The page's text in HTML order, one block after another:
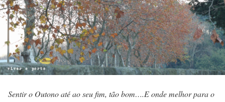
Sentir o Outono até ao seu fim, tão bom….E onde melhor para o